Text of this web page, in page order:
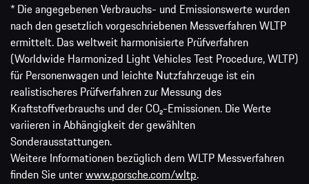
* Die angegebenen Verbrauchs- und Emissionswerte wurden
nach den gesetzlich vorgeschriebenen Messverfahren WLTP
ermittelt. Das weltweit harmonisierte Prüfverfahren
(Worldwide Harmonized Light Vehicles Test Procedure, WLTP)
für Personenwagen und leichte Nutzfahrzeuge ist ein
realistischeres Prüfverfahren zur Messung des
Kraftstoffverbrauchs und der CO₂-Emissionen. Die Werte
variieren in Abhängigkeit der gewählten
Sonderausstattungen.
Weitere Informationen bezüglich dem WLTP Messverfahren
finden Sie unterwww.porsche.com/wltp.